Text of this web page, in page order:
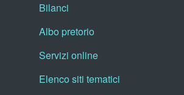
Bilanci
Albo pretorio
Servizi online
Elenco siti tematici